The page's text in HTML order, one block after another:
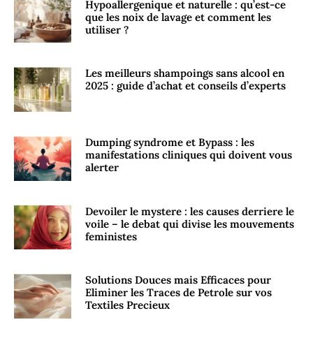
Hypoallergenique et naturelle : qu’est-ce
que les noix de lavage et comment les
utiliser ?
Les meilleurs shampoings sans alcool en
2025 : guide d’achat et conseils d’experts
Dumping syndrome et Bypass : les
manifestations cliniques qui doivent vous
alerter
Devoiler le mystere : les causes derriere le
voile – le debat qui divise les mouvements
feministes
Solutions Douces mais Efficaces pour
Eliminer les Traces de Petrole sur vos
Textiles Precieux